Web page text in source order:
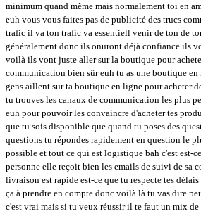
minimum quand même mais normalement toi en
euh vous vous faites pas de publicité des trucs
trafic il va ton trafic va essentiell venir de ton de
généralement donc ils onuront déjà confiance ils
voilà ils vont juste aller sur la boutique pour
communication bien sûr euh tu as une boutique
gens aillent sur ta boutique en ligne pour acheter
tu trouves les canaux de communication les plus
euh pour pouvoir les convaincre d'acheter tes
que tu sois disponible que quand tu poses des
questions tu répondes rapidement en question le
possible et tout ce qui est logistique bah c'est est-
personne elle reçoit bien les emails de suivi de sa
livraison est rapide est-ce que tu respecte tes
ça à prendre en compte donc voilà là tu vas dire
c'est vrai mais si tu veux réussir il te faut un mix